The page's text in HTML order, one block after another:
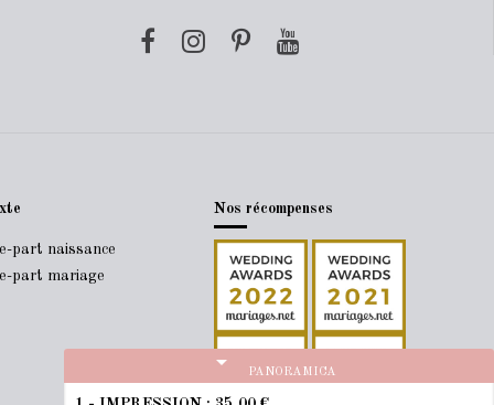
arrow_drop_down PANORAMICA
part naissance
part mariage
Nos récompenses